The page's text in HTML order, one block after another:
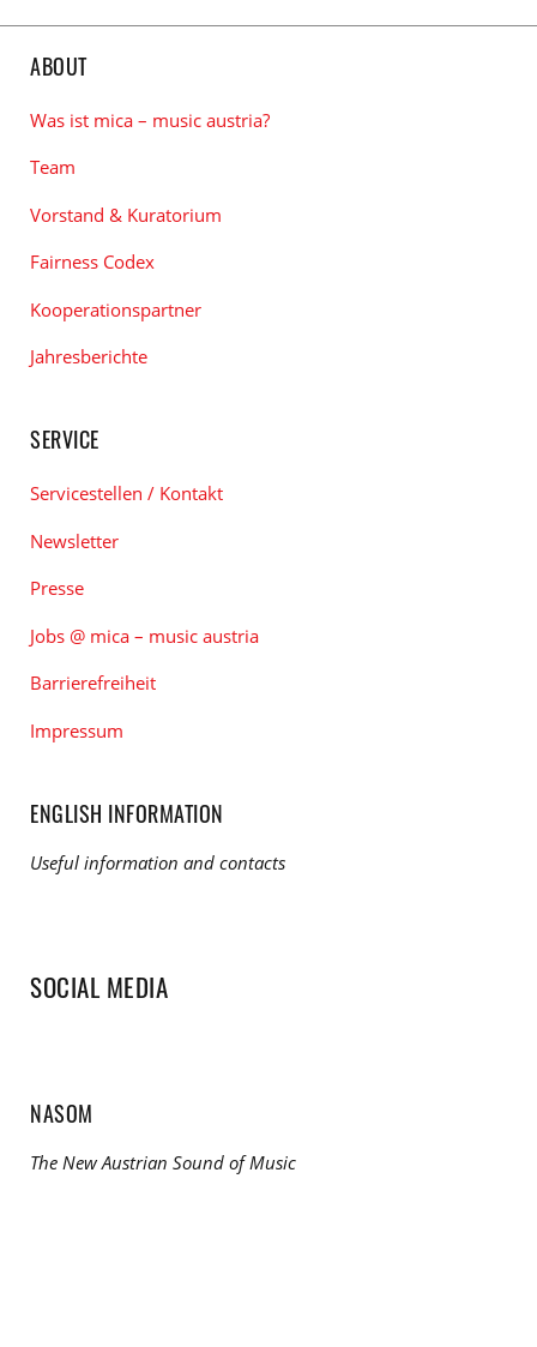
ABOUT
Was ist mica – music austria?
Team
Vorstand & Kuratorium
Fairness Codex
Kooperationspartner
Jahresberichte
SERVICE
Servicestellen / Kontakt
Newsletter
Presse
Jobs @ mica – music austria
Barrierefreiheit
Impressum
ENGLISH INFORMATION
Useful information and contacts
SOCIAL MEDIA
NASOM
The New Austrian Sound of Music